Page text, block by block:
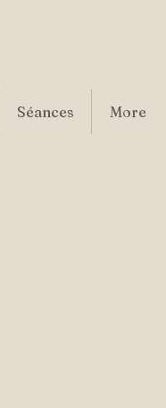
Séances More